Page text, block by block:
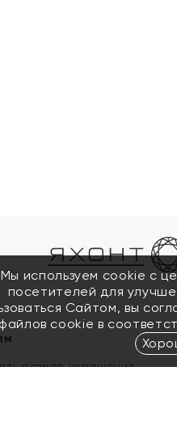
размер украшения
Мы используем cookie с
посетителей для
Сайтом, вы
файлов cookie в